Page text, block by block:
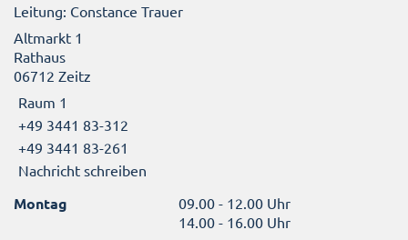
Leitung: Constance Trauer
Altmarkt 1
Rathaus
06712 Zeitz
Raum 1
+49 3441 83-312
+49 3441 83-261
Nachricht schreiben
Montag
09.00 - 12.00 Uhr
14.00 - 16.00 Uhr